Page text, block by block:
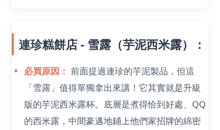
連珍糕餅店 - 雪露（芋泥西米露）：
必買原因： 前面提過連珍的芋泥製品，但這
「雪露」值得單獨拿出來講！它其實就是升級
版的芋泥西米露杯。底層是煮得恰到好處、QQ
的西米露，中間豪邁地鋪上他們家招牌的綿密